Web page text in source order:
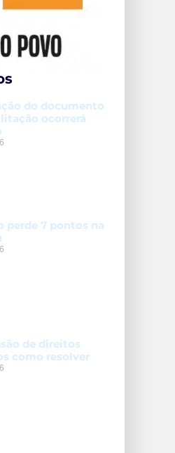
do documento
ocorrerá
perde 7 pontos na
de direitos
como resolver